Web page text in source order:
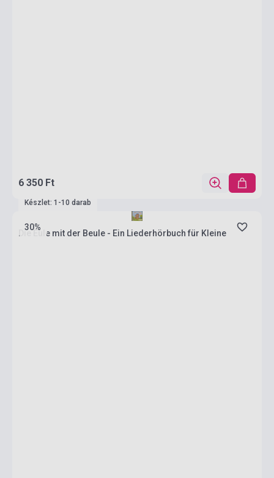
6 350 Ft
30%
Készlet: 1-10 darab
Die Eule mit der Beule - Ein Liederhörbuch für Kleine